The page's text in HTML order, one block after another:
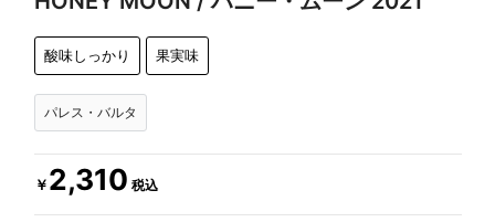
酸味しっかり 果実味
パレス・バルタ
￥2,310 税込